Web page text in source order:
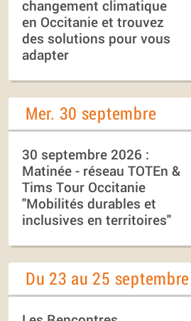
changement climatique
en Occitanie et trouvez
des solutions pour vous
adapter
Mer. 30 septembre
30 septembre 2026 :
Matinée - réseau TOTEn &
Tims Tour Occitanie
"Mobilités durables et
inclusives en territoires"
Du 23 au 25 septembre